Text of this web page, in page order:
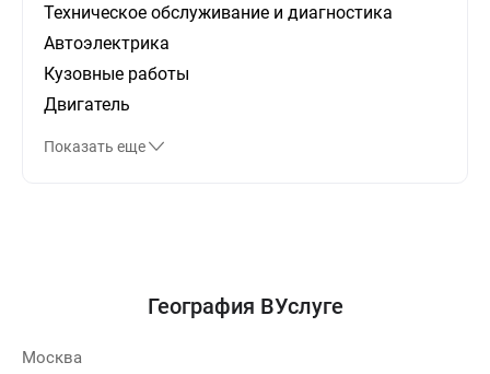
Техническое обслуживание и диагностика
Автоэлектрика
Кузовные работы
Двигатель
Показать еще
География ВУслуге
Москва